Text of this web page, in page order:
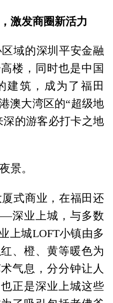
激发商圈新活力
域的深圳平安金融
楼，同时也是中国
建筑，成为了福田
澳大湾区的“超级地
的游客必打卡之地
景。
式商业，在福田还
深业上城，与多数
上城LOFT小镇由多
、橙、黄等暖色为
气息，分分钟让人
正是深业上城这些